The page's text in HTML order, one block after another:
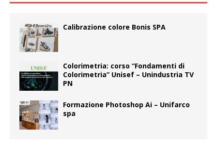
Calibrazione colore Bonis SPA
Colorimetria: corso “Fondamenti di
Colorimetria” Unisef – Unindustria TV
PN
Formazione Photoshop Ai – Unifarco
spa